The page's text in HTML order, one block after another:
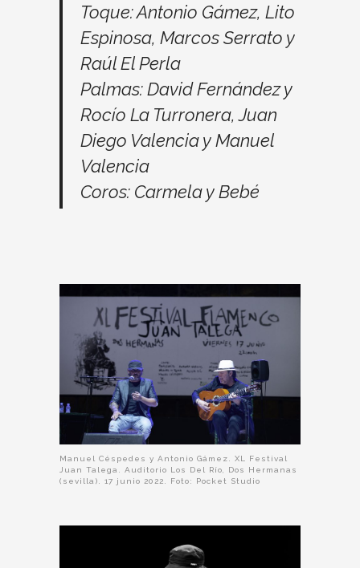
Toque: Antonio Gámez, Lito
Espinosa, Marcos Serrato y
Raúl El Perla
Palmas: David Fernández y
Rocío La Turronera, Juan
Diego Valencia y Manuel
Valencia
Coros: Carmela y Bebé
Manuel Céspedes y Antonio Gámez. XL Festival
Juan Talega. Auditorio Los Del Río, Dos Hermanas
(sevilla). 17 junio 2022. Foto: Pocket Studio